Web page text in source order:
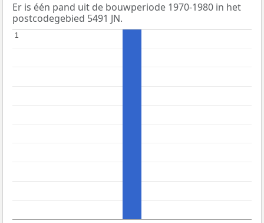
Er is één pand uit de bouwperiode 1970-1980 in het
postcodegebied 5491 JN.
1
1